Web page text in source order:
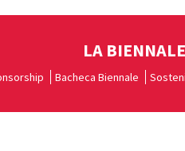
LA
Bacheca Biennale